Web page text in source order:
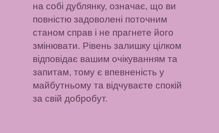
на собі дублянку, означає, що ви
повністю задоволені поточним
станом справ і не прагнете його
змінювати. Рівень залишку цілком
відповідає вашим очікуванням та
запитам, тому є впевненість у
майбутньому та відчуваєте спокій
за свій добробут.